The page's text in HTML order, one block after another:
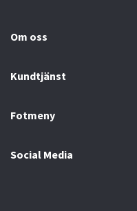
Om oss
Kundtjänst
Fotmeny
Social Media